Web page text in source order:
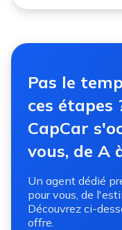
Pas le
ces étapes
CapCar
vous, de A
Un agent dédié
pour vous, de
Découvrez ci-
offre.